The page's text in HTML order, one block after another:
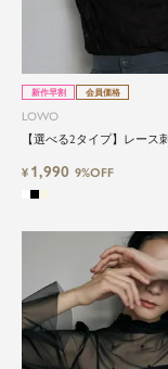
ドレスが持つ
ョンアイテム
特別な日だ
と自由にド
そんな気持
ドガールで
新作早割 会員価格
LOWO
【選べる2タイプ】レース
¥ 1,990 9%OFF